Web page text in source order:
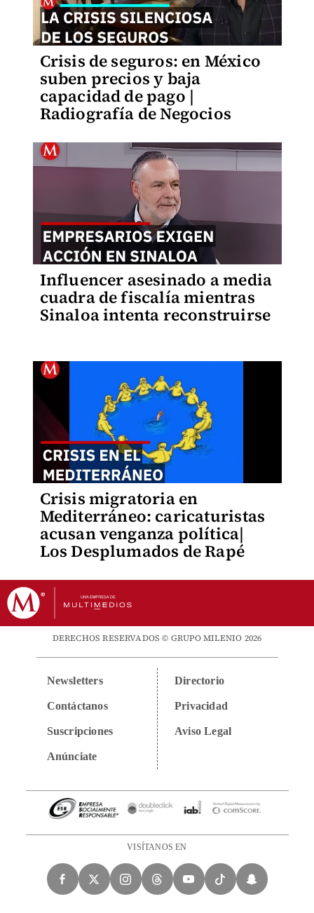
Crisis de seguros: en México
suben precios y baja
capacidad de pago |
Radiografía de Negocios
Influencer asesinado a media
cuadra de fiscalía mientras
Sinaloa intenta reconstruirse
Crisis migratoria en
Mediterráneo: caricaturistas
acusan venganza política|
Los Desplumados de Rapé
DERECHOS RESERVADOS © GRUPO MILENIO 2026
Newsletters
Contáctanos
Suscripciones
Anúnciate
Directorio
Privacidad
Aviso Legal
VISÍTANOS EN